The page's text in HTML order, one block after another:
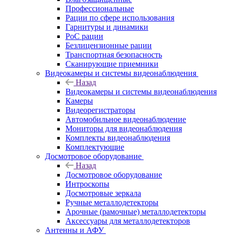
Профессиональные
Рации по сфере использования
Гарнитуры и динамики
PoC рации
Безлицензионные рации
Транспортная безопасность
Сканирующие приемники
Видеокамеры и системы видеонаблюдения
Назад
Видеокамеры и системы видеонаблюдения
Камеры
Видеорегистраторы
Автомобильное видеонаблюдение
Мониторы для видеонаблюдения
Комплекты видеонаблюдения
Комплектующие
Досмотровое оборудование
Назад
Досмотровое оборудование
Интроскопы
Досмотровые зеркала
Ручные металлодетекторы
Арочные (рамочные) металлодетекторы
Аксессуары для металлодетекторов
Антенны и АФУ